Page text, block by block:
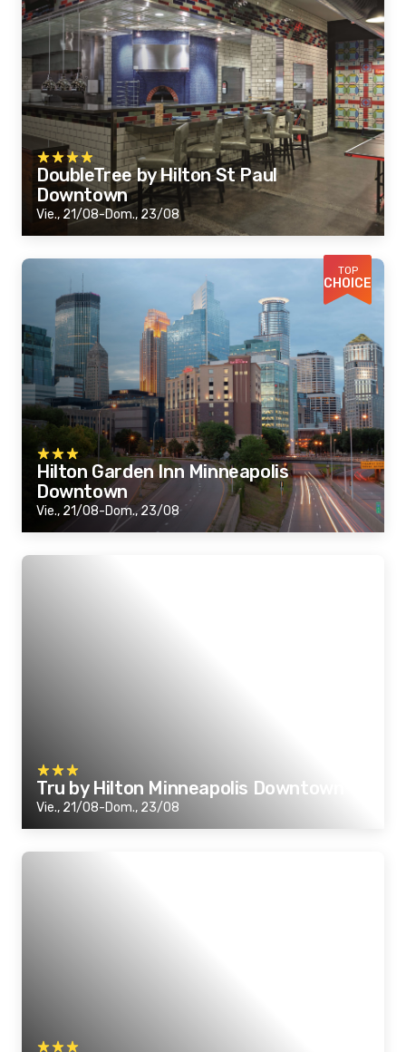
DoubleTree by Hilton St Paul
Downtown
Vie., 21/08-Dom., 23/08
TOP
CHOICE
Hilton Garden Inn Minneapolis
Downtown
Vie., 21/08-Dom., 23/08
Tru by Hilton Minneapolis Downtown
Vie., 21/08-Dom., 23/08